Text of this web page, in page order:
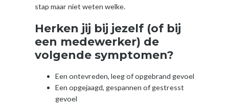
stap maar niet weten welke.
Herken jij bij jezelf (of bij
een medewerker) de
volgende symptomen?
Een ontevreden, leeg of opgebrand gevoel
Een opgejaagd, gespannen of gestresst
gevoel